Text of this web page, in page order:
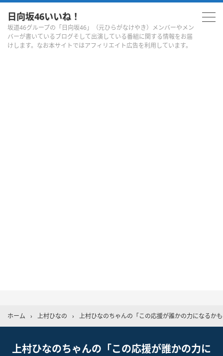
日向坂46いいね！
坂道46グループの「日向坂46」（元ひらがなけやき）メンバーやメン
バーが書いているブログそして出演している番組に関する情報をお届
けします。なお本サイトではアフィリエイト広告を利用しています。
ホーム › 上村ひなの › 上村ひなのちゃんの「この応援が誰かの力になるか
上村ひなのちゃんの「この応援が誰かの力に